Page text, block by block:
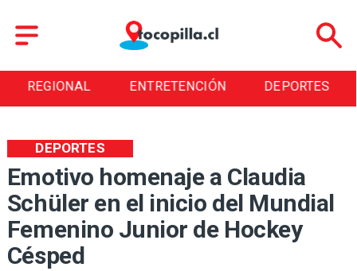
REGIONAL ENTRETENCIÓN DEPORTES
Emotivo homenaje a Claudia
Schüler en el inicio del Mundial
Femenino Junior de Hockey
Césped
DEPORTES